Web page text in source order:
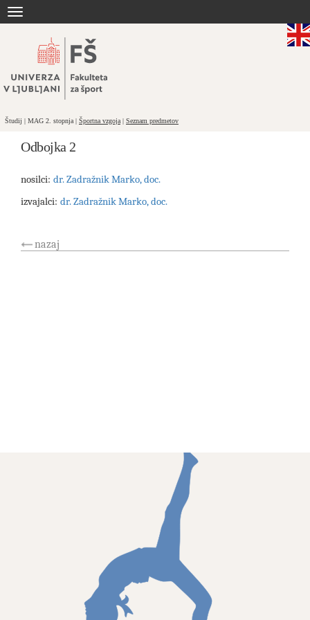
navigation
Študij | MAG 2. stopnja | Športna vzgoja | Seznam predmetov
Odbojka 2
nosilci: dr. Zadražnik Marko, doc.
izvajalci: dr. Zadražnik Marko, doc.
nazaj